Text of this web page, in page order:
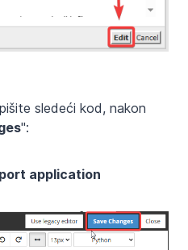
sledeći kod, nakon
":
application